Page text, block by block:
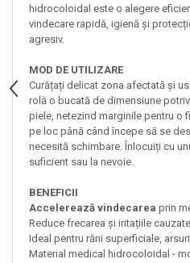
hidrocoloidal este o alegere
vindecare rapidă, igienă și
agresiv.
MOD DE UTILIZARE
Curățați delicat zona afectată și
rolă o bucată de dimensiune
piele, netezind marginile pentru o
pe loc până când începe să se
necesită schimbare. Înlocuiți cu
suficient sau la nevoie.
BENEFICII
Accelerează vindecarea prin
Reduce frecarea și iritațiile
Ideal pentru răni superficiale,
Material medical hidrocoloidal -